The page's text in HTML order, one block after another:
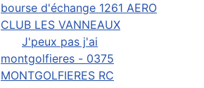
bourse d'échange 1261 AERO
CLUB LES VANNEAUX
J'peux pas j'ai
montgolfieres - 0375
MONTGOLFIERES RC